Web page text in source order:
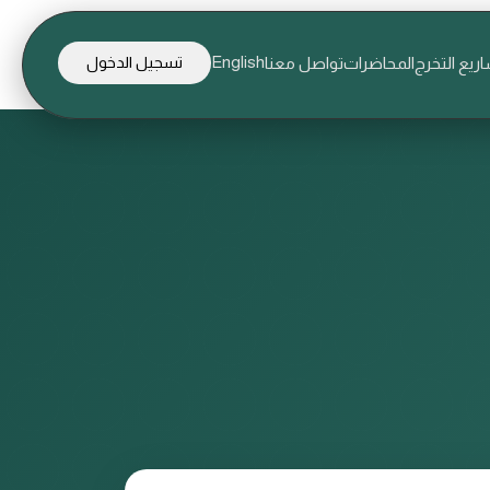
التخرجالمحاضراتتواصل معناEnglish تسجيل الدخول